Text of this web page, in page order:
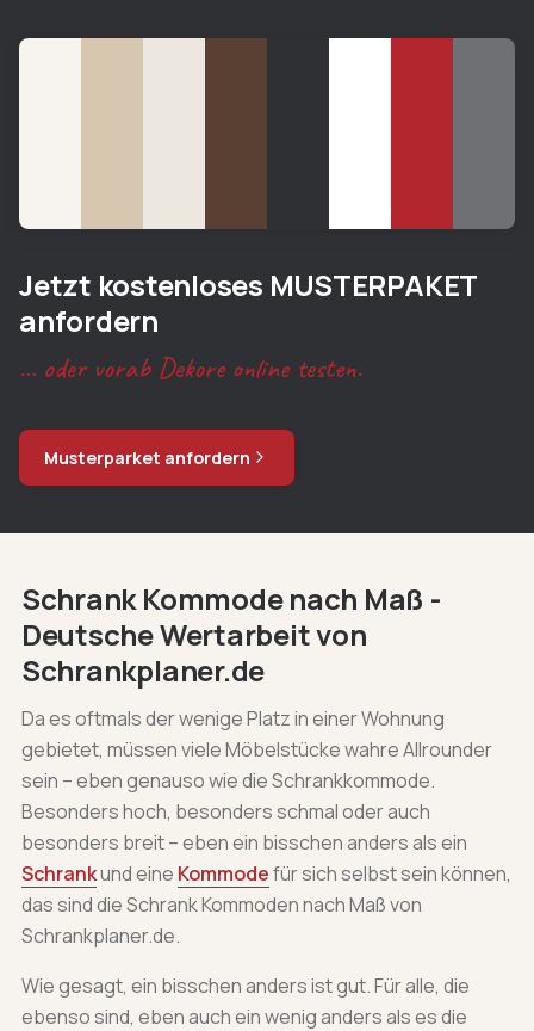
Jetzt kostenloses MUSTERPAKET
anfordern
… oder vorab Dekore online testen.
Musterparket anfordern
Schrank Kommode nach Maß -
Deutsche Wertarbeit von
Schrankplaner.de
Da es oftmals der wenige Platz in einer Wohnung
gebietet, müssen viele Möbelstücke wahre Allrounder
sein – eben genauso wie die Schrankkommode.
Besonders hoch, besonders schmal oder auch
besonders breit – eben ein bisschen anders als ein
Schrankund eine Kommodefür sich selbst sein können,
das sind die Schrank Kommoden nach Maß von
Schrankplaner.de.
Wie gesagt, ein bisschen anders ist gut. Für alle, die
ebenso sind, eben auch ein wenig anders als es die